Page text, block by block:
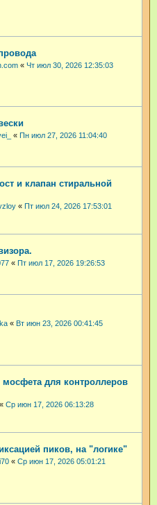
« Чт июл 30, 2026 12:35:03
« Пн июл 27, 2026 11:04:40
и клапан стиральной
« Пт июл 24, 2026 17:53:01
« Пт июл 17, 2026 19:26:53
« Вт июн 23, 2026 00:41:45
мосфета для контроллеров
« Ср июн 17, 2026 06:13:28
пиков, на "логике"
« Ср июн 17, 2026 05:01:21